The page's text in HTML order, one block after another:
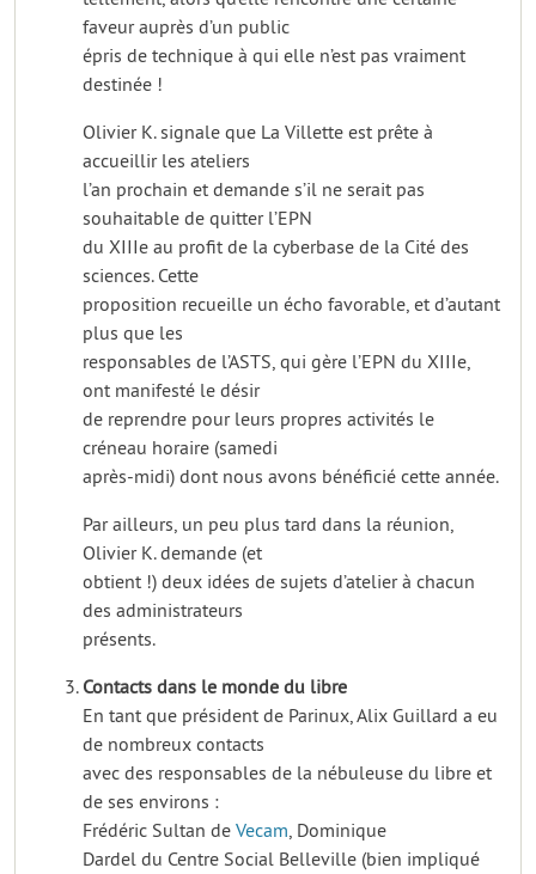
faveur auprès d’un public
épris de technique à qui elle n’est pas vraiment
destinée !
Olivier K. signale que La Villette est prête à
accueillir les ateliers
l’an prochain et demande s’il ne serait pas
souhaitable de quitter l’EPN
du XIIIe au profit de la cyberbase de la Cité des
sciences. Cette
proposition recueille un écho favorable, et d’autant
plus que les
responsables de l’ASTS, qui gère l’EPN du XIIIe,
ont manifesté le désir
de reprendre pour leurs propres activités le
créneau horaire (samedi
après-midi) dont nous avons bénéficié cette année.
Par ailleurs, un peu plus tard dans la réunion,
Olivier K. demande (et
obtient !) deux idées de sujets d’atelier à chacun
des administrateurs
présents.
Contacts dans le monde du libre
En tant que président de Parinux, Alix Guillard a eu
de nombreux contacts
avec des responsables de la nébuleuse du libre et
de ses environs :
Frédéric Sultan de Vecam, Dominique
Dardel du Centre Social Belleville (bien impliqué